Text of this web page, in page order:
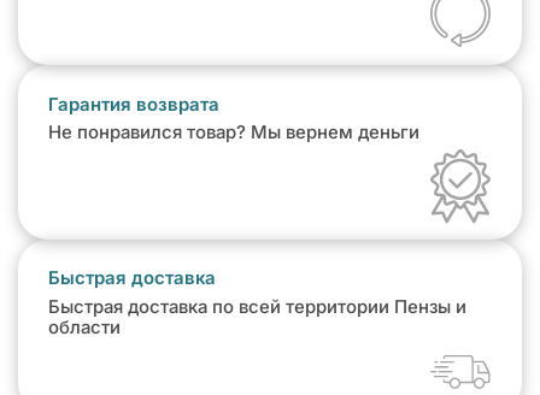
Гарантия возврата
Не понравился товар? Мы вернем деньги
Быстрая доставка
Быстрая доставка по всей территории Пензы и
области